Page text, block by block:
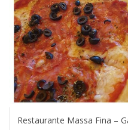
Restaurante Massa Fina –